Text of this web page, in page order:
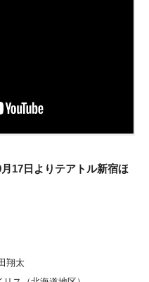
17日よりテアトル新宿ほ
翔太